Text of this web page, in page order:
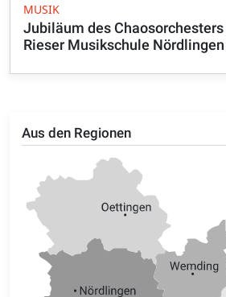
Aus den Regionen
MUSIK
Jubiläum des Chaosorchesters
Rieser Musikschule Nördlingen